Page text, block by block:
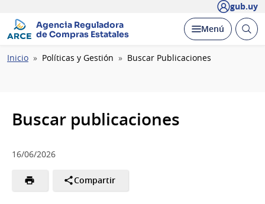
gub.uy
Agencia Reguladora
de Compras Estatales
Desplegar
Menú Abrir
Ruta
Inicio Políticas y Gestión Buscar Publicaciones
Buscar publicaciones
16/06/2026
Compartir